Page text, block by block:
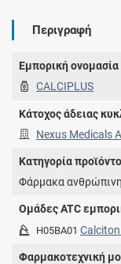
Περιγραφή
Εμπορική ονομασία
CALCIPLUS
Κάτοχος άδειας
Nexus Medicals
Κατηγορία
Φάρμακα
Ομάδες ATC
H05BA01
Φαρμακοτεχνική